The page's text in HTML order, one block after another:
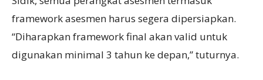
framework asesmen harus segera dipersiapkan.
“Diharapkan framework final akan valid untuk
digunakan minimal 3 tahun ke depan,” tuturnya.